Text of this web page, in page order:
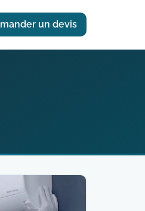
un devis